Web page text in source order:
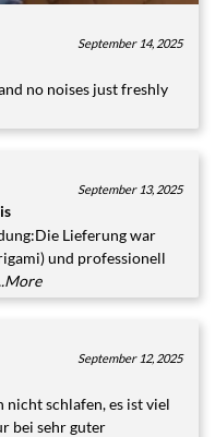
September 14, 2025
no noises just freshly
September 13, 2025
Lieferung war
und professionell
September 12, 2025
nicht schlafen, es ist viel
bei sehr guter